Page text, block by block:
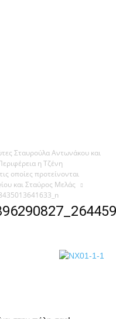
Σταυρούλα Αντωνάκου και
η Τζένη
οποίες προτείνονται
και Σταύρος Μελάς